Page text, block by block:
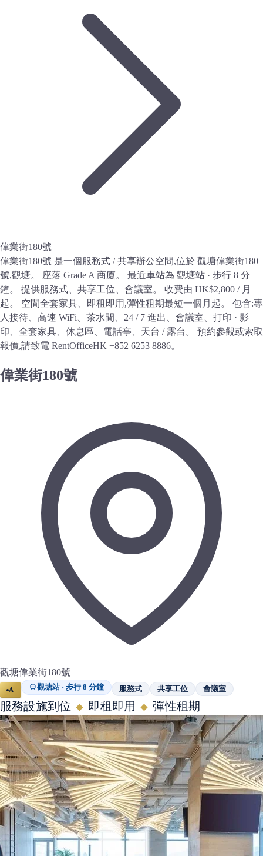
偉業街180號
偉業街180號 是一個服務式 / 共享辦公空間,位於 觀塘偉業街180
號,觀塘。 座落 Grade A 商廈。 最近車站為 觀塘站 · 步行 8 分
鐘。 提供服務式、共享工位、會議室。 收費由 HK$2,800 / 月
起。 空間全套家具、即租即用,彈性租期最短一個月起。 包含:專
人接待、高速 WiFi、茶水間、24 / 7 進出、會議室、打印 · 影
印、全套家具、休息區、電話亭、天台 / 露台。 預約參觀或索取
報價,請致電 RentOfficeHK +852 6253 8886。
偉業街180號
觀塘偉業街180號
A 觀塘站 · 步行 8 分鐘 服務式 共享工位 會議室
服務設施到位 ◆ 即租即用 ◆ 彈性租期